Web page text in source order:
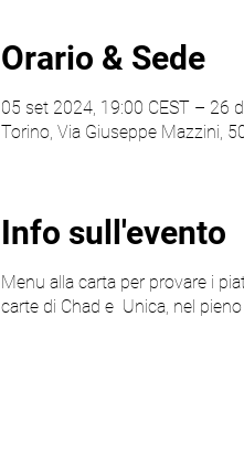
Orario & Sede
05 set 2024, 19:00 CEST – 26
Torino, Via Giuseppe Mazzini,
Info sull'evento
Menu alla carta per provare i
carte di Chad e Unica, nel